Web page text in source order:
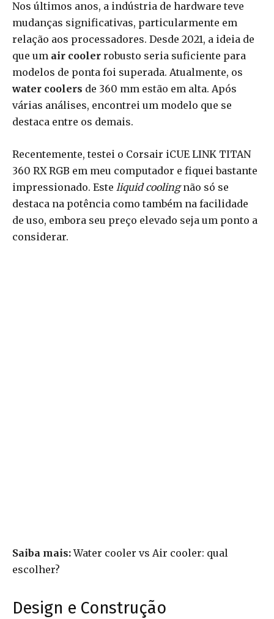
Nos últimos anos, a indústria de hardware teve
mudanças significativas, particularmente em
relação aos processadores. Desde 2021, a ideia de
que um air cooler robusto seria suficiente para
modelos de ponta foi superada. Atualmente, os
water coolers de 360 mm estão em alta. Após
várias análises, encontrei um modelo que se
destaca entre os demais.
Recentemente, testei o Corsair iCUE LINK TITAN
360 RX RGB em meu computador e fiquei bastante
impressionado. Este liquid coolingnão só se
destaca na potência como também na facilidade
de uso, embora seu preço elevado seja um ponto a
considerar.
Saiba mais:Water cooler vs Air cooler: qual
escolher?
Design e Construção